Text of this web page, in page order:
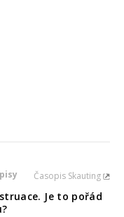
Časopis Skauting
Je to pořád